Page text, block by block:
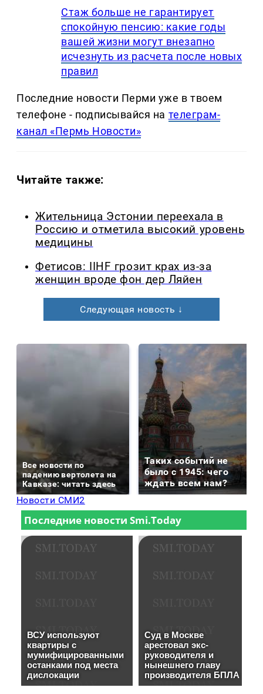
Стаж больше не гарантирует
спокойную пенсию: какие годы
вашей жизни могут внезапно
исчезнуть из расчета после новых
правил
Последние новости Перми уже в твоем
телефоне - подписывайся на телеграм-
канал «Пермь Новости»
Читайте также:
Жительница Эстонии переехала в
Россию и отметила высокий уровень
медицины
Фетисов: IIHF грозит крах из-за
женщин вроде фон дер Ляйен
Следующая новость ↓
Все новости по
падению вертолета на
Кавказе: читать здесь
Таких событий не
было с 1945: чего
ждать всем нам?
Новости СМИ2